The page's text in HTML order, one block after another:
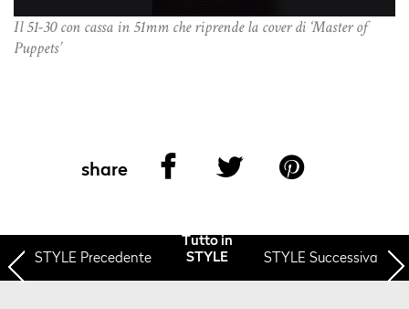
Il 51-30 con cassa in 51mm che riprende la cover di ‘Master of
Puppets’
share
STYLE Precedente
Tutto in
STYLE
STYLE Successiva